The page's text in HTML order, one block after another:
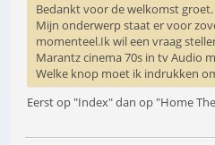
Bedankt voor de welkomst groet.
Mijn onderwerp staat er voor
momenteel.Ik wil een vraag
Marantz cinema 70s in tv Audio
Welke knop moet ik indrukken
Eerst op "Index" dan op "Home